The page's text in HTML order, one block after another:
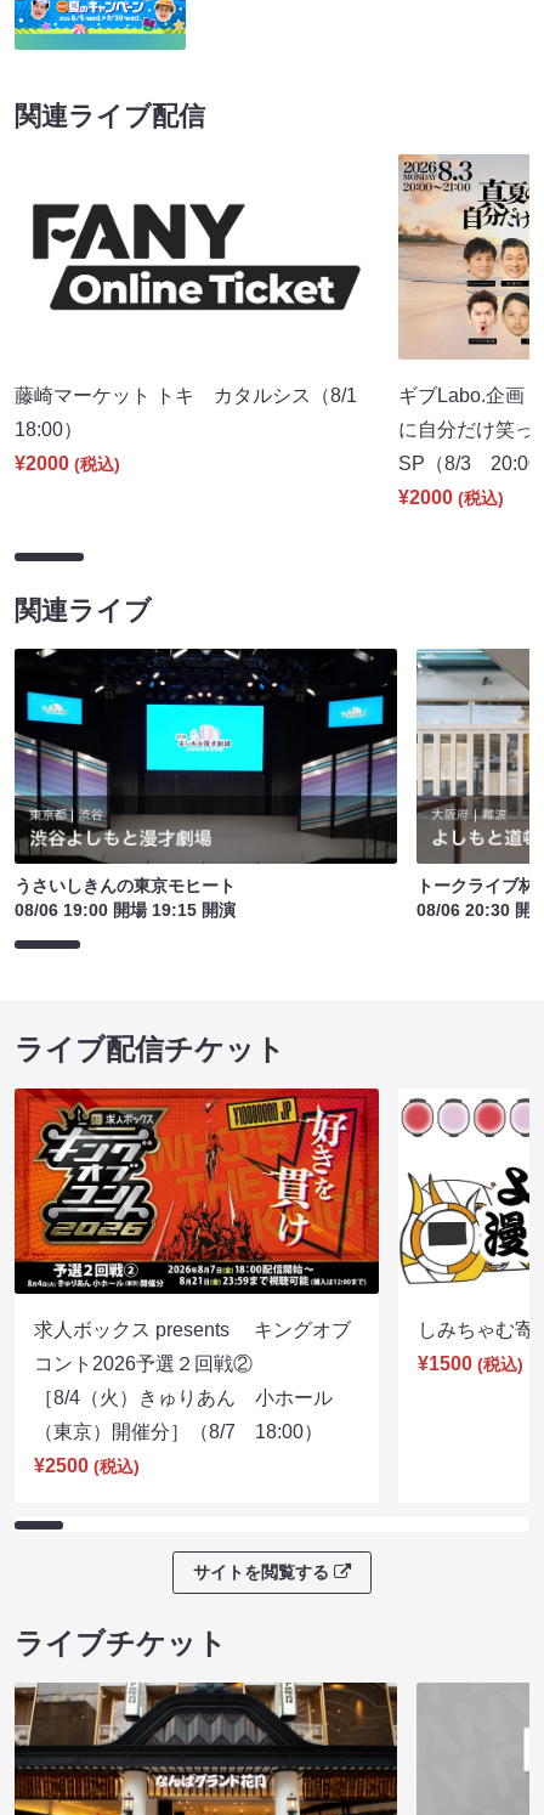
関連ライブ配信
藤崎マーケット トキ カタルシス（8/1
18:00）
¥2000 (税込)
ギブLabo.企画
に自分だけ笑っ
SP（8/3 20:00
¥2000 (税込)
関連ライブ
うさいしきんの東京モヒート
08/06 19:00 開場 19:15 開演
トークライブ林
08/06 20:30 開
ライブ配信チケット
求人ボックス presents キングオブ
コント2026予選２回戦②
［8/4（火）きゅりあん 小ホール
（東京）開催分］（8/7 18:00）
¥2500 (税込)
しみちゃむ
¥1500 (税込)
サイトを閲覧する
ライブチケット